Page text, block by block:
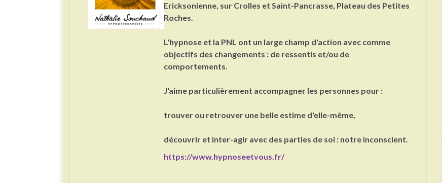
Ericksonienne, sur Crolles et Saint-Pancrasse, Plateau des Petites
Roches.
L'hypnose et la PNL ont un large champ d'action avec comme
objectifs des changements : de ressentis et/ou de
comportements.
J'aime particulièrement accompagner les personnes pour :
trouver ou retrouver une belle estime d'elle-même,
découvrir et inter-agir avec des parties de soi : notre inconscient.
https://www.hypnoseetvous.fr/